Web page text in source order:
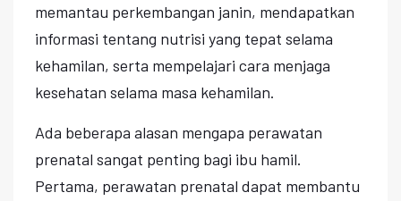
memantau perkembangan janin, mendapatkan
informasi tentang nutrisi yang tepat selama
kehamilan, serta mempelajari cara menjaga
kesehatan selama masa kehamilan.
Ada beberapa alasan mengapa perawatan
prenatal sangat penting bagi ibu hamil.
Pertama, perawatan prenatal dapat membantu